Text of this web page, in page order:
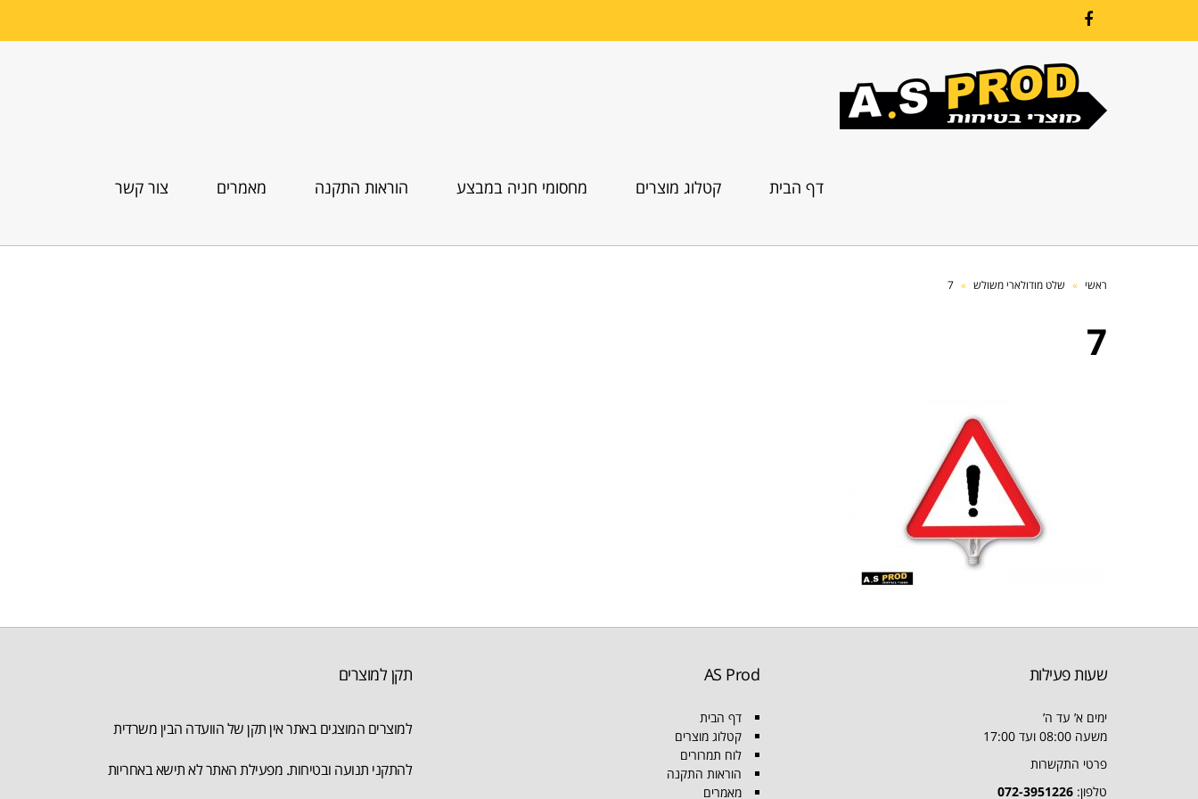
דף הבית קטלוג מוצרים מחסומי חניה במבצע הוראות התקנה מאמרים צור קשר
ראשי » שלט מודולארי משולש »
7
7
שעות פעילות
ימים א’ עד ה’
משעה 08:00 ועד 17:00
פרטי התקשרות
טלפון: 072-3951226
AS Prod
דף הבית
קטלוג מוצרים
לוח תמרורים
הוראות התקנה
מאמרים
תקן למוצרים
למוצרים המוצגים באתר אין תקן של הוועדה הבין משרדית
להתקני תנועה ובטיחות. מפעילת האתר לא תישא באחריות